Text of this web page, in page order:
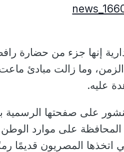
إنها جزء من حضارة
وما زالت مبادئ
عليه.
على صفحتها الرسمية
المحافظة على موارد
اتخذها المصريون قديمًا